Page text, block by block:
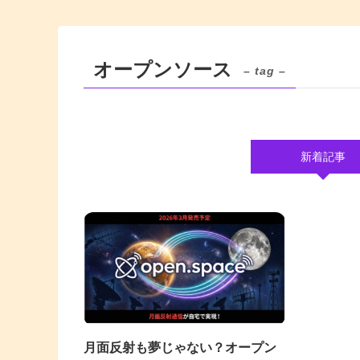
オープンソース – tag –
新着記事
月面反射も夢じゃない？オープン